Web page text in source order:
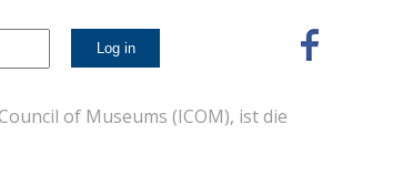
of Museums (ICOM), ist die